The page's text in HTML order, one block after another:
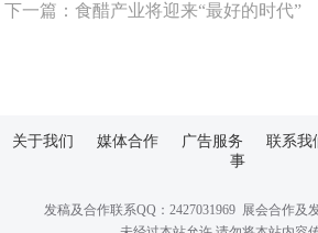
下一篇：食醋产业将迎来“最好的时代”
关于我们 媒体合作 广告服务 联系我
事
发稿及合作联系QQ：2427031969 展会合作及